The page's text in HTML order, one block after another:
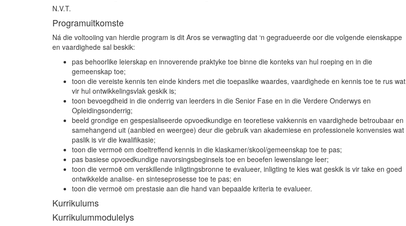
N.V.T.
Programuitkomste
Ná die voltooiing van hierdie program is dit Aros se verwagting dat ‘n gegradueerde oor die volgende eienskappe
en vaardighede sal beskik:
pas behoorlike leierskap en innoverende praktyke toe binne die konteks van hul roeping en in die
gemeenskap toe;
toon die vereiste kennis ten einde kinders met die toepaslike waardes, vaardighede en kennis toe te rus wat
vir hul ontwikkelingsvlak geskik is;
toon bevoegdheid in die onderrig van leerders in die Senior Fase en in die Verdere Onderwys en
Opleidingsonderrig;
beeld grondige en gespesialiseerde opvoedkundige en teoretiese vakkennis en vaardighede betroubaar en
samehangend uit (aanbied en weergee) deur die gebruik van akademiese en professionele konvensies wat
paslik is vir die kwalifikasie;
toon die vermoë om doeltreffend kennis in die klaskamer/skool/gemeenskap toe te pas;
pas basiese opvoedkundige navorsingsbeginsels toe en beoefen lewenslange leer;
toon die vermoë om verskillende inligtingsbronne te evalueer, inligting te kies wat geskik is vir take en goed
ontwikkelde analise- en sinteseprosesse toe te pas; en
toon die vermoë om prestasie aan die hand van bepaalde kriteria te evalueer.
Kurrikulums
Kurrikulummodulelys